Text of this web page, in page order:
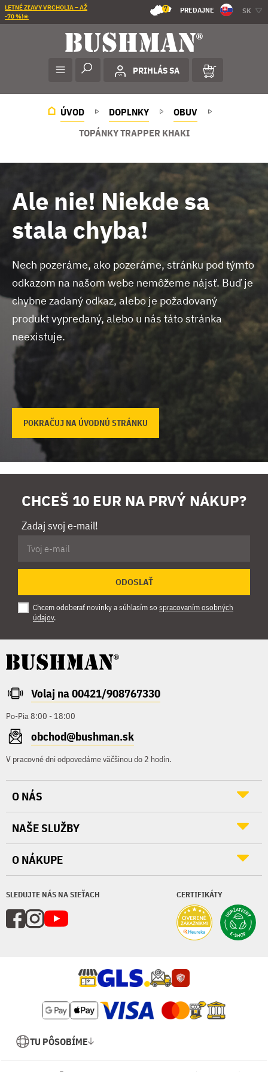
LETNÉ ZĽAVY VRCHOLIA – AŽ
-70 %!☀️
7 PREDAJNE SK
PRIHLÁS SA
ÚVOD DOPLNKY
OBUV
TOPÁNKY TRAPPER KHAKI
Ale nie! Niekde sa
stala chyba!
Nech pozeráme, ako pozeráme, stránku pod týmto
odkazom na našom webe nemôžeme nájsť. Buď je
chybne zadaný odkaz, alebo je požadovaný
produkt vypredaný, alebo u nás táto stránka
neexistuje.
POKRAČUJ NA ÚVODNÚ STRÁNKU
CHCEŠ 10 EUR NA PRVÝ NÁKUP?
Zadaj svoj e-mail!
ODOSLAŤ
Chcem odoberať novinky a súhlasím so spracovaním osobných
údajov.
Volaj na 00421/908767330
Po-Pia 8:00 - 18:00
obchod@bushman.sk
V pracovné dni odpovedáme väčšinou do 2 hodín.
SLEDUJTE NÁS NA SIEŤACH CERTIFIKÁTY
O NÁS
NAŠE SLUŽBY
O NÁKUPE
TU PÔSOBÍME